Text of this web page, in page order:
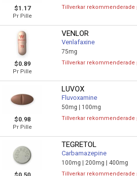
$1.17
Pr Pille
Tillverkar rekommenderade
$0.89
Pr Pille
VENLOR
Venlafaxine
75mg
Tillverkar rekommenderade
$0.98
Pr Pille
LUVOX
Fluvoxamine
50mg | 100mg
Tillverkar rekommenderade
TEGRETOL
Carbamazepine
100mg | 200mg | 400mg
Tillverkar rekommenderade